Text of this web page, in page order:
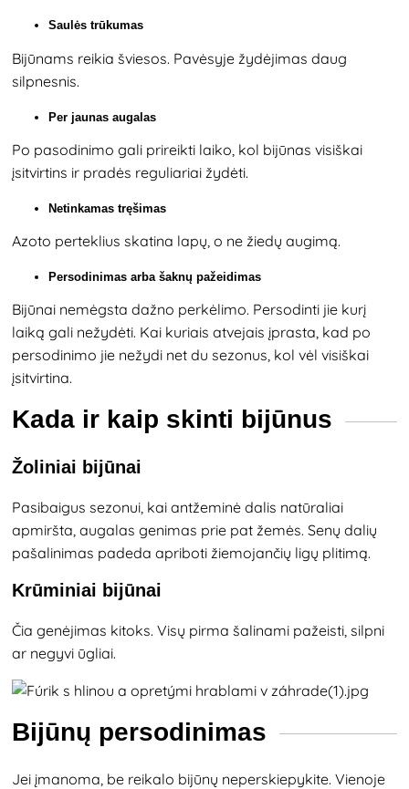
Saulės trūkumas
Bijūnams reikia šviesos. Pavėsyje žydėjimas daug
silpnesnis.
Per jaunas augalas
Po pasodinimo gali prireikti laiko, kol bijūnas visiškai
įsitvirtins ir pradės reguliariai žydėti.
Netinkamas tręšimas
Azoto perteklius skatina lapų, o ne žiedų augimą.
Persodinimas arba šaknų pažeidimas
Bijūnai nemėgsta dažno perkėlimo. Persodinti jie kurį
laiką gali nežydėti. Kai kuriais atvejais įprasta, kad po
persodinimo jie nežydi net du sezonus, kol vėl visiškai
įsitvirtina.
Kada ir kaip skinti bijūnus
Žoliniai bijūnai
Pasibaigus sezonui, kai antžeminė dalis natūraliai
apmiršta, augalas genimas prie pat žemės. Senų dalių
pašalinimas padeda apriboti žiemojančių ligų plitimą.
Krūminiai bijūnai
Čia genėjimas kitoks. Visų pirma šalinami pažeisti, silpni
ar negyvi ūgliai.
Bijūnų persodinimas
Jei įmanoma, be reikalo bijūnų neperskiepykite. Vienoje